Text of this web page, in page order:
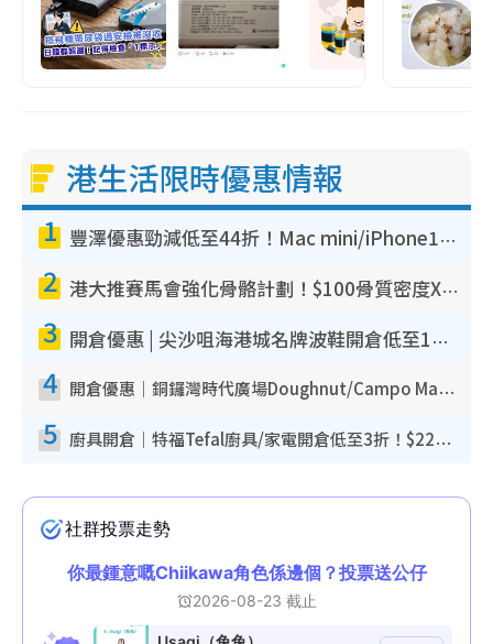
港生活限時優惠情報
1 豐澤優惠勁減低至44折！Mac mini/iPhone17Pro大減價！廚房家電$220起
2 港大推賽馬會強化骨骼計劃！$100骨質密度X光檢查 完成免費運動訓練送超市禮券！附參加資格
3 開倉優惠 | 尖沙咀海港城名牌波鞋開倉低至1折！On鞋$899起／Joy&Peace鞋履$98起
4 開倉優惠｜銅鑼灣時代廣場Doughnut/Campo Marzio開倉低至1折！背囊、書包、手袋劈價$200起
5 廚具開倉｜特福Tefal廚具/家電開倉低至3折！$220起買平底鍋/炒鑊/湯煲！電飯煲/吸塵機/燙斗$418起